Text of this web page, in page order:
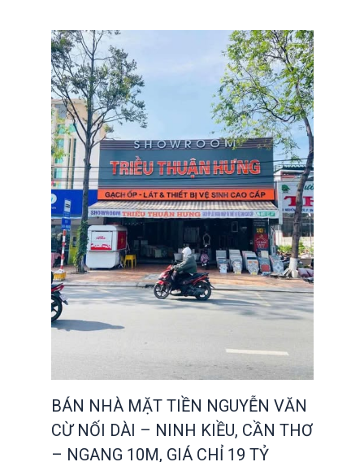
BÁN NHÀ MẶT TIỀN NGUYỄN VĂN
CỪ NỐI DÀI – NINH KIỀU, CẦN THƠ
– NGANG 10M, GIÁ CHỈ 19 TỶ